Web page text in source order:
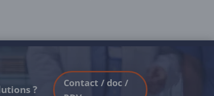
?
Contact / doc /